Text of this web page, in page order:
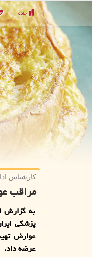
خانه
كارشناس
مراقب
به گزارش
پزشکی
عوارض
عرضه داد.